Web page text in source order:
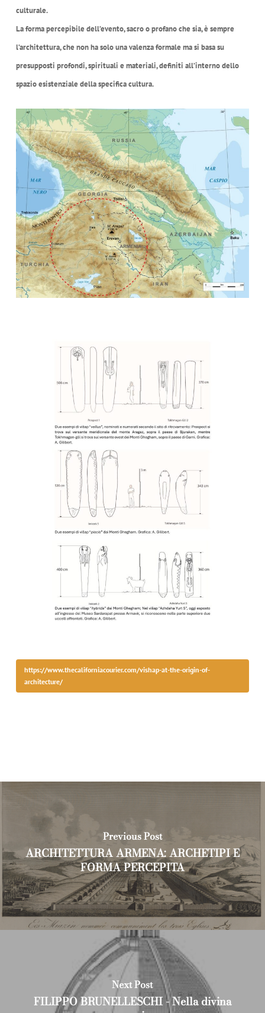
culturale.
La forma percepibile dell’evento, sacro o profano che sia, è sempre
l’architettura, che non ha solo una valenza formale ma si basa su
presupposti profondi, spirituali e materiali, definiti all’interno dello
spazio esistenziale della specifica cultura.
https://www.thecaliforniacourier.com/vishap-at-the-origin-of-
architecture/
Previous Post
ARCHITETTURA ARMENA: ARCHETIPI E
FORMA PERCEPITA
Next Post
FILIPPO BRUNELLESCHI - Nella divina